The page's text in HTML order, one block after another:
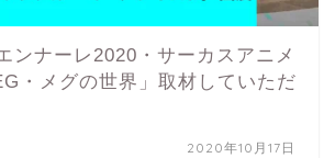
ンナーレ2020・サーカスアニメ
・メグの世界」取材していただ
2020年10月17日